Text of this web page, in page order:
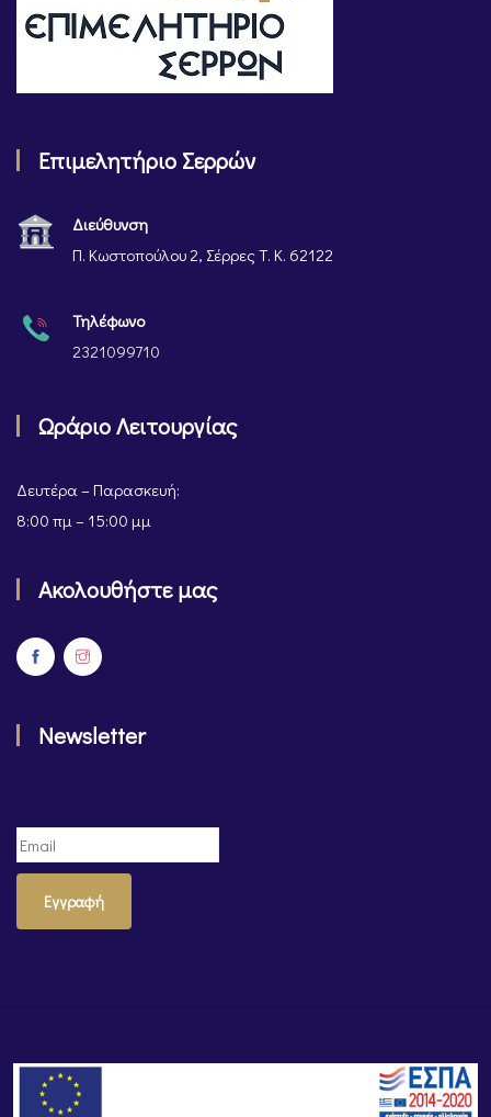
Επιμελητήριο Σερρών
Διεύθυνση
Π. Κωστοπούλου 2, Σέρρες Τ. Κ. 62122
Τηλέφωνο
2321099710
Ωράριο Λειτουργίας
Δευτέρα – Παρασκευή:
8:00 πμ – 15:00 μμ
Ακολουθήστε μας
Newsletter
Εγγραφή